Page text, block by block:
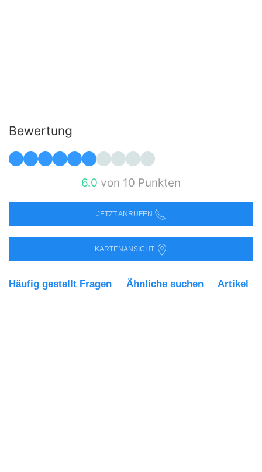
Bewertung
6.0 von 10 Punkten
JETZT ANRUFEN
KARTENANSICHT
Häufig gestellt Fragen Ähnliche suchen Artikel